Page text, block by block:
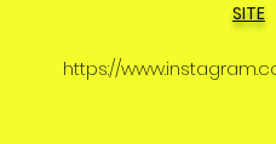
SITE
https://